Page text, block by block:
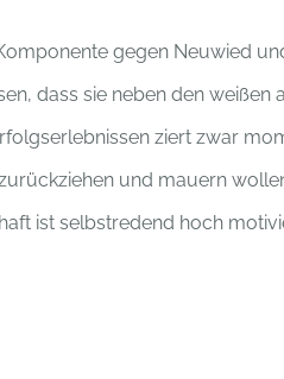
gegen Neuwied
dass sie neben den weißen
ziert zwar
und mauern
ist selbstredend hoch